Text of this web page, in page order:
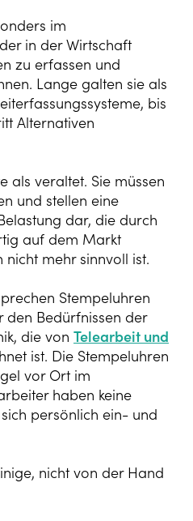
im
in der Wirtschaft
zu erfassen und
Lange galten sie als
bis
Alternativen
als veraltet. Sie müssen
und stellen eine
dar, die durch
auf dem Markt
mehr sinnvoll ist.
Stempeluhren
den Bedürfnissen der
die von Telearbeit und
ist. Die Stempeluhren
vor Ort im
haben keine
persönlich ein- und
nicht von der Hand